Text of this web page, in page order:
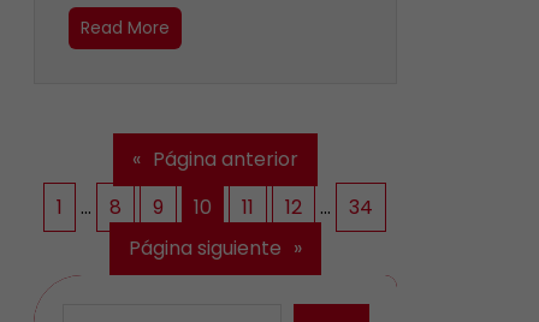
Read More
« Página anterior
1
… 8 9 10 11 12 …
34
Página siguiente »